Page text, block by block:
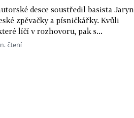
desce soustředil basista Jaryn
zpěvačky a písničkářky. Kvůli
líčí v rozhovoru, pak s...
čtení